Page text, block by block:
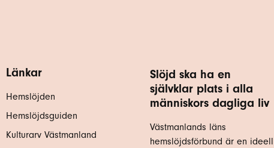
Länkar
Hemslöjden
Hemslöjdsguiden
Kulturarv Västmanland
Slöjd ska ha en
självklar plats i alla
människors dagliga liv
Västmanlands läns
hemslöjdsförbund är en ideell